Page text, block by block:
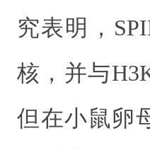
究表明，
核，并与
但在小鼠卵